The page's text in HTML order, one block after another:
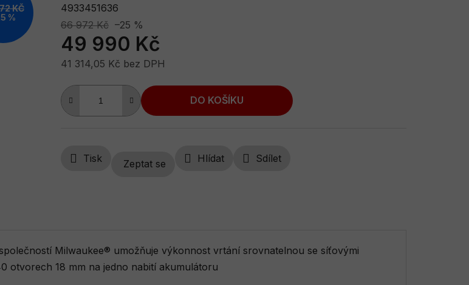
4933451636
66 972 Kč –25 %
49 990 Kč
41 314,05 Kč bez DPH
Měrná cena:
DO KOŠÍKU
Tisk Zeptat se Hlídat Sdílet
KČ
%
Milwaukee® umožňuje výkonnost vrtání srovnatelnou se síťovými
otvorech 18 mm na jedno nabití akumulátoru